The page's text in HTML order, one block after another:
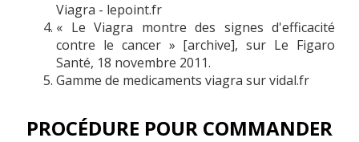
Viagra - lepoint.fr
« Le Viagra montre des signes d'efficacité
contre le cancer » [archive], sur Le Figaro
Santé, 18 novembre 2011.
Gamme de medicaments viagra sur vidal.fr
PROCÉDURE POUR COMMANDER